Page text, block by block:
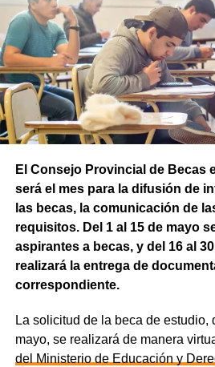
El Consejo Provincial de Becas
será el mes para la difusión de
las becas, la comunicación de
requisitos. Del 1 al 15 de mayo
aspirantes a becas, y del 16 al
realizará la entrega de
correspondiente.
La solicitud de la beca de estudio,
mayo, se realizará de manera
del Ministerio de Educación y